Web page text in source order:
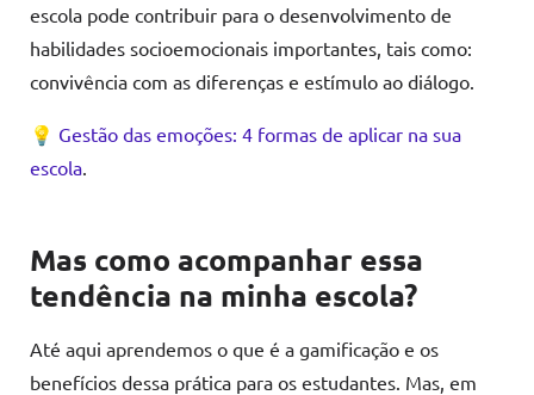
escola pode contribuir para o desenvolvimento de
habilidades socioemocionais importantes, tais como:
convivência com as diferenças e estímulo ao diálogo.
💡 Gestão das emoções: 4 formas de aplicar na sua
escola
Mas como acompanhar essa
tendência na minha escola?
Até aqui aprendemos o que é a gamificação e os
benefícios dessa prática para os estudantes. Mas, em